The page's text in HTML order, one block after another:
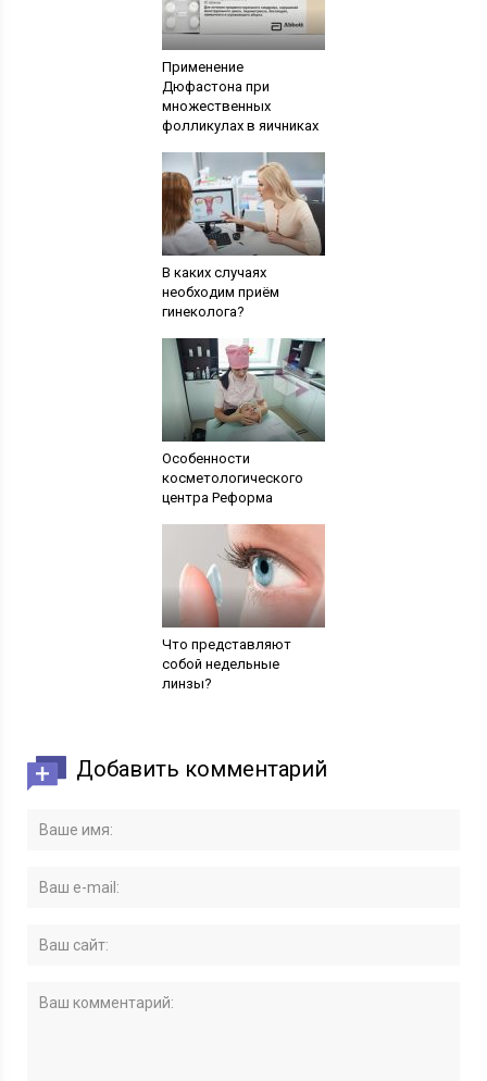
Применение
Дюфастона при
множественных
фолликулах в яичниках
В каких случаях
необходим приём
гинеколога?
Особенности
косметологического
центра Реформа
Что представляют
собой недельные
линзы?
Добавить комментарий